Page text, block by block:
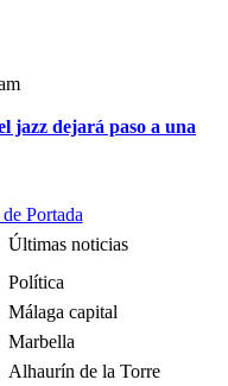
jazz dejará paso a una
Portada
Últimas noticias
Política
Málaga capital
Marbella
Alhaurín de la Torre